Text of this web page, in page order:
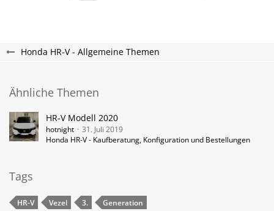
Honda HR-V - Allgemeine Themen
Ähnliche Themen
HR-V Modell 2020
hotnight
31. Juli 2019
Honda HR-V - Kaufberatung, Konfiguration und Bestellungen
Tags
HR-V Vezel 3. Generation